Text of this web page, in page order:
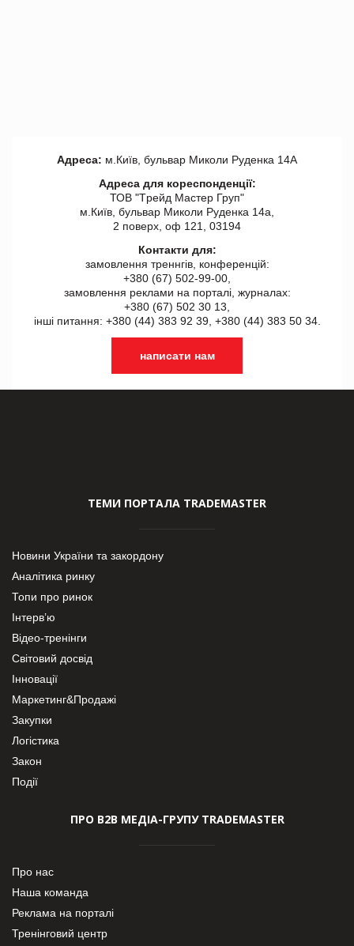
Адреса: м.Київ, бульвар Миколи Руденка 14А
Адреса для кореспонденції:
ТОВ "Tрейд Мастер Груп"
м.Київ, бульвар Миколи Руденка 14а,
2 поверх, оф 121, 03194
Контакти для:
замовлення треннгів, конференцій:
+380 (67) 502-99-00,
замовлення реклами на порталі, журналах:
+380 (67) 502 30 13,
інші питання: +380 (44) 383 92 39, +380 (44) 383 50 34.
написати нам
ТЕМИ ПОРТАЛА TRADEMASTER
Новини України та закордону
Аналітика ринку
Топи про ринок
Інтерв’ю
Відео-тренінги
Світовий досвід
Інновації
Маркетинг&Продажі
Закупки
Логістика
Закон
Події
ПРО В2В МЕДІА-ГРУПУ TRADEMASTER
Про нас
Наша команда
Реклама на порталі
Тренінговий центр